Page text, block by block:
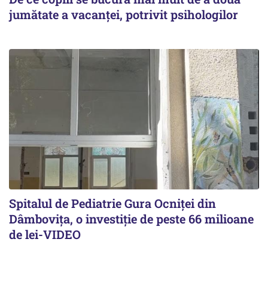
jumătate a vacanței, potrivit psihologilor
Spitalul de Pediatrie Gura Ocniței din
Dâmbovița, o investiție de peste 66 milioane
de lei-VIDEO